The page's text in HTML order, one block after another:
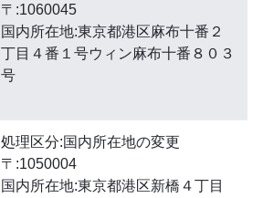
〒:1060045
国内所在地:東京都港区麻布十番２
丁目４番１号ウィン麻布十番８０３
号
処理区分:国内所在地の変更
〒:1050004
国内所在地:東京都港区新橋４丁目